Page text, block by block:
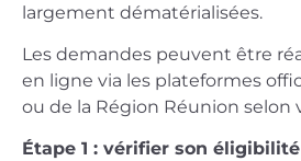
largement dématérialisées.
Les demandes peuvent être
en ligne via les plateformes
ou de la Région Réunion selon
Étape 1 : vérifier son éligibilité